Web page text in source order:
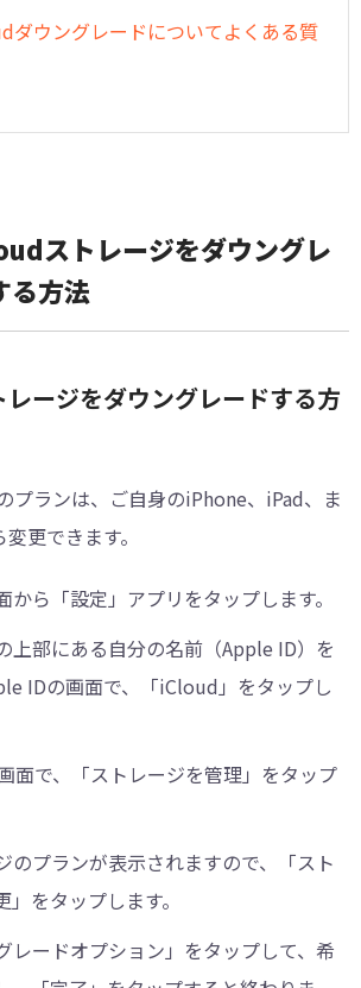
ダウングレードについてよくある質
ストレージをダウングレ
る方法
ージをダウングレードする方
プランは、ご自身のiPhone、iPad、ま
更できます。
から「設定」アプリをタップします。
上部にある自分の名前（Apple ID）を
IDの画面で、「iCloud」をタップし
面で、「ストレージを管理」をタップ
のプランが表示されますので、「スト
をタップします。
レードオプション」をタップして、希